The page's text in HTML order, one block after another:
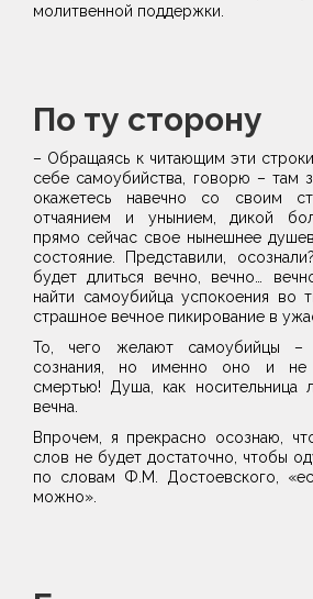
молитвенной поддержки.
По ту сторону
– Обращаясь к читающим эти
себе самоубийства, говорю – там
окажетесь навечно со своим
отчаянием и унынием, дикой
прямо сейчас свое нынешнее
состояние. Представили,
будет длиться вечно, вечно…
найти самоубийца успокоения во
страшное вечное пикирование в
То, чего желают самоубийцы –
сознания, но именно оно и не
смертью! Душа, как носительница
вечна.
Впрочем, я прекрасно осознаю,
слов не будет достаточно, чтобы
по словам Ф.М. Достоевского,
можно».